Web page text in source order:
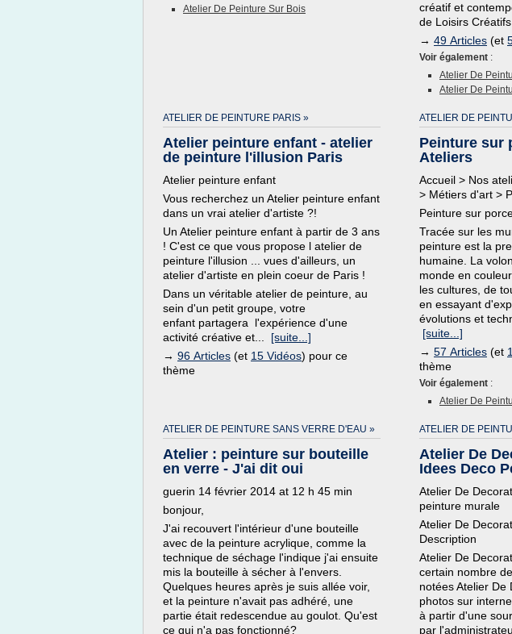
Atelier De Peinture Sur Bois
créatif et
de Loisirs
→ 49 Articles (et
Voir également :
Atelier De
Atelier De
ATELIER DE PEINTURE PARIS »
Atelier peinture enfant - atelier
de peinture l'illusion Paris
Atelier peinture enfant
Vous recherchez un Atelier peinture enfant
dans un vrai atelier d'artiste ?!
Un Atelier peinture enfant à partir de 3 ans
! C'est ce que vous propose l atelier de
peinture l'illusion ... vues d'ailleurs, un
atelier d'artiste en plein coeur de Paris !
Dans un véritable atelier de peinture, au
sein d'un petit groupe, votre
enfant partagera l'expérience d'une
activité créative et... [suite...]
→ 96 Articles (et 15 Vidéos) pour ce
thème
ATELIER DE
Peinture sur
Ateliers
Accueil > Nos
> Métiers d'art >
Peinture sur
Tracée sur les
peinture est la
humaine. La
monde en
les cultures, de
en essayant
évolutions et
[suite...]
→ 57 Articles (et
thème
Voir également :
Atelier De
ATELIER DE PEINTURE SANS VERRE D'EAU »
Atelier : peinture sur bouteille
en verre - J'ai dit oui
guerin 14 février 2014 at 12 h 45 min
bonjour,
J'ai recouvert l'intérieur d'une bouteille
avec de la peinture acrylique, comme la
technique de séchage l'indique j'ai ensuite
mis la bouteille à sécher à l'envers.
Quelques heures après je suis allée voir,
et la peinture n'avait pas adhéré, une
partie était redescendue au goulot. Qu'est
ce qui n'a pas fonctionné?
ATELIER DE
Atelier De
Idees Deco
Atelier De
peinture murale
Atelier De
Description
Atelier De
certain nombre
notées Atelier De
photos sur
à partir d'une
par